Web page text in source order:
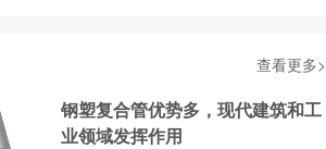
查看更多>
钢塑复合管优势多，现代建筑和工
业领域发挥作用